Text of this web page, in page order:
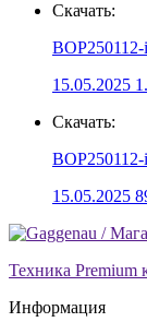
Скачать:
BOP250112-
15.05.2025
Скачать:
BOP250112-
15.05.2025
Техника Premium
Информация